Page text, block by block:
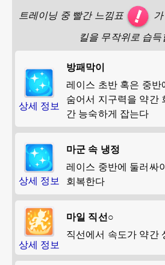
트레이닝 중 빨간 느낌표
킬을 무작위로 습
상세 정보
방패막이
레이스 초반 혹은 중반
숨어서 지구력을 약간
간 능숙하게 잡는다
상세 정보
마군 속 냉정
레이스 중반에 둘러싸
회복한다
상세 정보
마일 직선○
직선에서 속도가 약간